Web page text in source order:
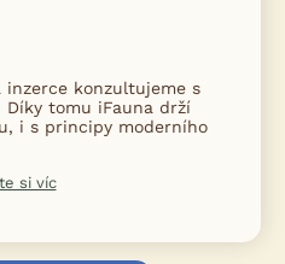
inzerce konzultujeme s
Díky tomu iFauna drží
i s principy moderního
si víc